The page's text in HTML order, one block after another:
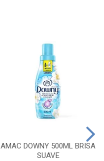
AMAC DOWNY 500ML BRISA
SUAVE